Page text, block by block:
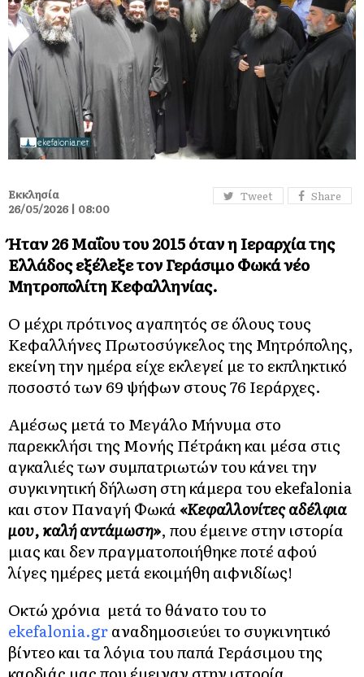
Tweet Share
Εκκλησία
26/05/2026 | 08:00
Ήταν 26 Μαΐου του 2015 όταν η Ιεραρχία της
Ελλάδος εξέλεξε τον Γεράσιμο Φωκά νέο
Μητροπολίτη Κεφαλληνίας.
Ο μέχρι πρότινος αγαπητός σε όλους τους
Κεφαλλήνες Πρωτοσύγκελος της Μητρόπολης,
εκείνη την ημέρα είχε εκλεγεί με το εκπληκτικό
ποσοστό των 69 ψήφων στους 76 Ιεράρχες.
Αμέσως μετά το Μεγάλο Μήνυμα στο
παρεκκλήσι της Μονής Πέτράκη και μέσα στις
αγκαλιές των συμπατριωτών του κάνει την
συγκινητική δήλωση στη κάμερα του ekefalonia
και στον Παναγή Φωκά «Κεφαλλονίτες αδέλφια
μου, καλή αντάμωση», που έμεινε στην ιστορία
μιας και δεν πραγματοποιήθηκε ποτέ αφού
λίγες ημέρες μετά εκοιμήθη αιφνιδίως!
Οκτώ χρόνια μετά το θάνατο του το
ekefalonia.grαναδημοσιεύει το συγκινητικό
βίντεο και τα λόγια του παπά Γεράσιμου της